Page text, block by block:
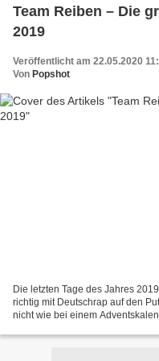
Team Reiben – Die
2019
Veröffentlicht am 22.05.2020
Von Popshot
Die letzten Tage des Jahres
richtig mit Deutschrap auf den
nicht wie bei einem